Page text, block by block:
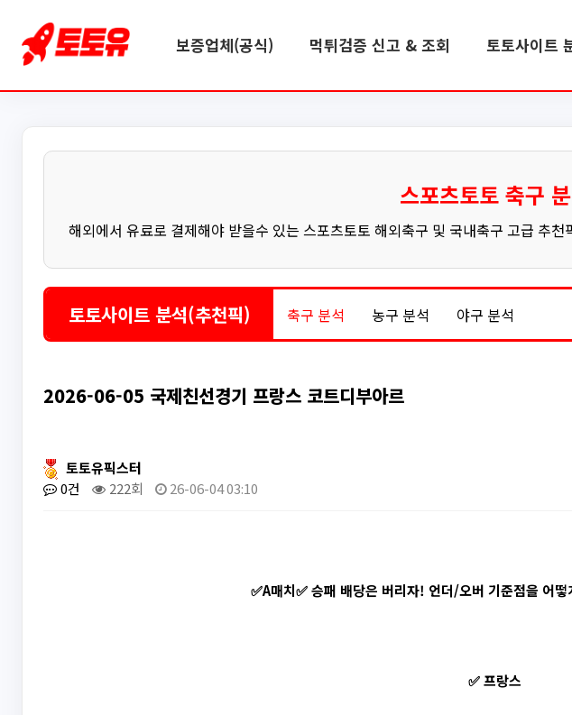
보증업체(공식) 먹튀검증 신고 & 조회 토토사이트
스포츠토토 축구
해외에서 유료로 결제해야 받을수 있는 스포츠토토 해외축구 및 국내축구 고급 추
토토사이트 분석(추천픽) 축구 분석 농구 분석 야구 분석
2026-06-05 국제친선경기 프랑스 코트디부아르
토토유픽스터
0건
222회 26-06-04 03:10
✅A매치✅ 승패 배당은 버리자! 언더/오버 기준점을 어
✅ 프랑스